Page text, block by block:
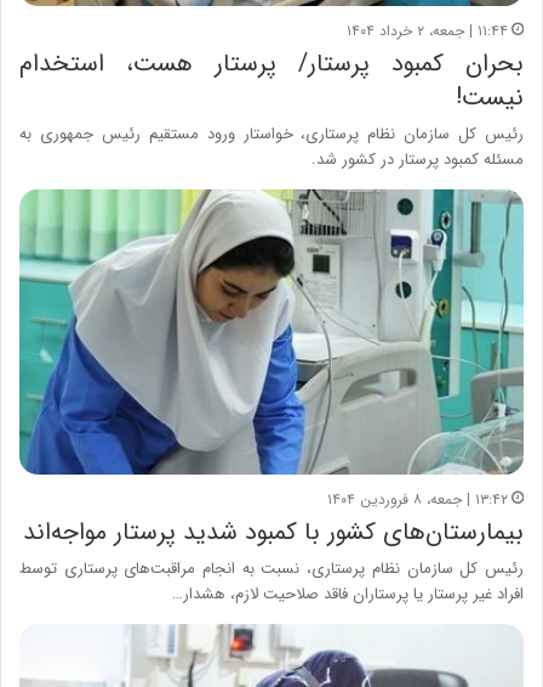
۱۱:۴۴ | جمعه، ۲ خرداد ۱۴۰۴
بحران کمبود پرستار/ پرستار هست، استخدام
نیست!
رئیس کل سازمان نظام پرستاری، خواستار ورود مستقیم رئیس جمهوری به
مسئله کمبود پرستار در کشور شد.
۱۳:۴۲ | جمعه، ۸ فروردین ۱۴۰۴
بیمارستان‌های کشور با کمبود شدید پرستار مواجه‌اند
رئیس کل سازمان نظام پرستاری، نسبت به انجام مراقبت‌های پرستاری توسط
افراد غیر پرستار یا پرستاران فاقد صلاحیت لازم، هشدار…